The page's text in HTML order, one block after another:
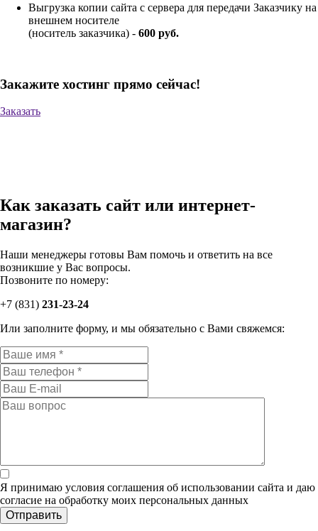
Выгрузка копии сайта с сервера для передачи Заказчику на
внешнем носителе
(носитель заказчика) - 600 руб.
Закажите хостинг прямо сейчас!
Заказать
Как заказать сайт или интернет-
магазин?
Наши менеджеры готовы Вам помочь и ответить на все
возникшие у Вас вопросы.
Позвоните по номеру:
+7 (831) 231-23-24
Или заполните форму, и мы обязательно с Вами свяжемся:
Я принимаю условия соглашения об использовании сайта и даю
согласие на обработку моих персональных данных